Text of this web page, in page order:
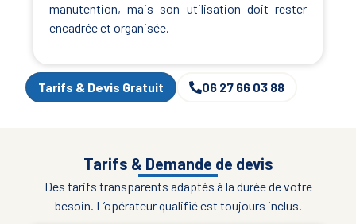
manutention, mais son utilisation doit rester
encadrée et organisée.
Tarifs & Devis Gratuit 06 27 66 03 88
Tarifs & Demande de devis
Des tarifs transparents adaptés à la durée de votre
besoin. L’opérateur qualifié est toujours inclus.